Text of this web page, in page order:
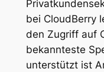
bei CloudBerry
den Zugriff auf
bekannteste
unterstützt ist